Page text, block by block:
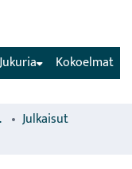
Kokoelmat
Julkaisut